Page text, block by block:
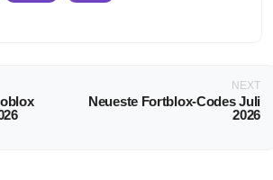
NEXT
Neueste Fortblox-Codes Juli
2026